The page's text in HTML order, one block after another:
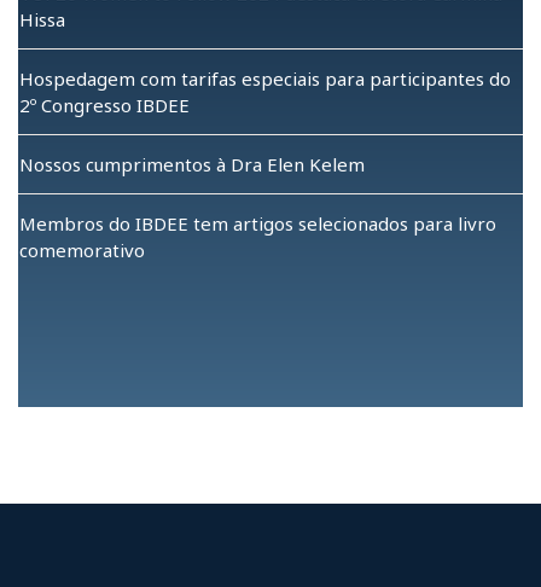
leia mais →
Hissa
Hospedagem com tarifas especiais para participantes do
2º Congresso IBDEE
Nossos cumprimentos à Dra Elen Kelem
Membros do IBDEE tem artigos selecionados para livro
comemorativo